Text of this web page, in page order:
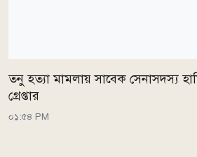
তনু হত্যা মামলায় সাবেক সেনাসদস্য
গ্রেপ্তার
০১:৫৪ PM